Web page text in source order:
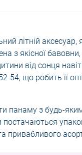
літній
​​з якісної
від сонця
54, що робить її
панаму з будь-
привабливого